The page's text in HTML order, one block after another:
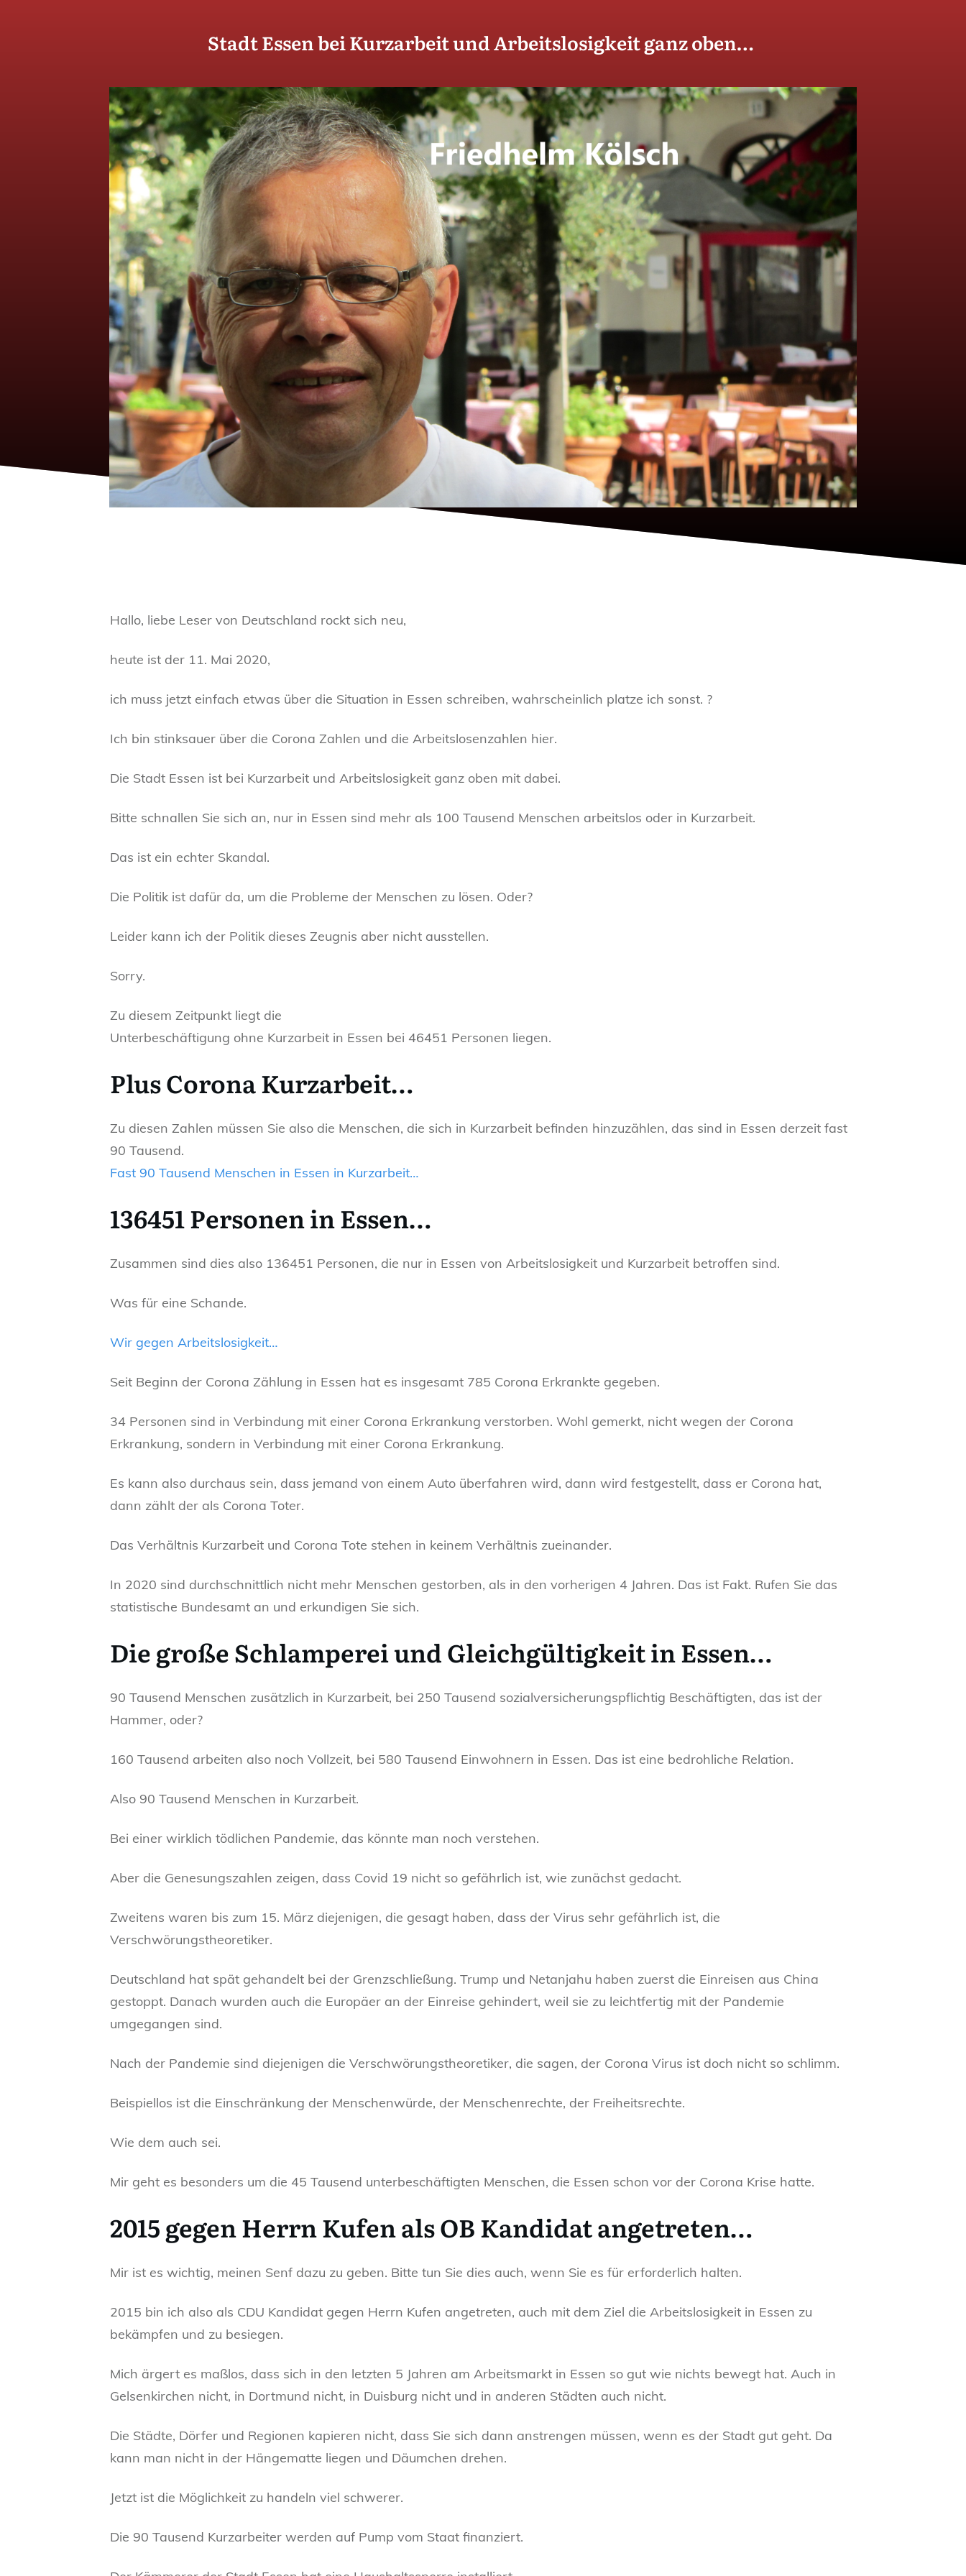
Stadt Essen bei Kurzarbeit und Arbeitslosigkeit ganz oben…
Hallo, liebe Leser von Deutschland rockt sich neu,
heute ist der 11. Mai 2020,
ich muss jetzt einfach etwas über die Situation in Essen schreiben, wahrscheinlich platze ich sonst. ?
Ich bin stinksauer über die Corona Zahlen und die Arbeitslosenzahlen hier.
Die Stadt Essen ist bei Kurzarbeit und Arbeitslosigkeit ganz oben mit dabei.
Bitte schnallen Sie sich an, nur in Essen sind mehr als 100 Tausend Menschen arbeitslos oder in Kurzarbeit.
Das ist ein echter Skandal.
Die Politik ist dafür da, um die Probleme der Menschen zu lösen. Oder?
Leider kann ich der Politik dieses Zeugnis aber nicht ausstellen.
Sorry.
Zu diesem Zeitpunkt liegt die
Unterbeschäftigung ohne Kurzarbeit in Essen bei 46451 Personen liegen.
Plus Corona Kurzarbeit…
Zu diesen Zahlen müssen Sie also die Menschen, die sich in Kurzarbeit befinden hinzuzählen, das sind in Essen derzeit fast
90 Tausend.
Fast 90 Tausend Menschen in Essen in Kurzarbeit…
136451 Personen in Essen…
Zusammen sind dies also 136451 Personen, die nur in Essen von Arbeitslosigkeit und Kurzarbeit betroffen sind.
Was für eine Schande.
Wir gegen Arbeitslosigkeit…
Seit Beginn der Corona Zählung in Essen hat es insgesamt 785 Corona Erkrankte gegeben.
34 Personen sind in Verbindung mit einer Corona Erkrankung verstorben. Wohl gemerkt, nicht wegen der Corona
Erkrankung, sondern in Verbindung mit einer Corona Erkrankung.
Es kann also durchaus sein, dass jemand von einem Auto überfahren wird, dann wird festgestellt, dass er Corona hat,
dann zählt der als Corona Toter.
Das Verhältnis Kurzarbeit und Corona Tote stehen in keinem Verhältnis zueinander.
In 2020 sind durchschnittlich nicht mehr Menschen gestorben, als in den vorherigen 4 Jahren. Das ist Fakt. Rufen Sie das
statistische Bundesamt an und erkundigen Sie sich.
Die große Schlamperei und Gleichgültigkeit in Essen…
90 Tausend Menschen zusätzlich in Kurzarbeit, bei 250 Tausend sozialversicherungspflichtig Beschäftigten, das ist der
Hammer, oder?
160 Tausend arbeiten also noch Vollzeit, bei 580 Tausend Einwohnern in Essen. Das ist eine bedrohliche Relation.
Also 90 Tausend Menschen in Kurzarbeit.
Bei einer wirklich tödlichen Pandemie, das könnte man noch verstehen.
Aber die Genesungszahlen zeigen, dass Covid 19 nicht so gefährlich ist, wie zunächst gedacht.
Zweitens waren bis zum 15. März diejenigen, die gesagt haben, dass der Virus sehr gefährlich ist, die
Verschwörungstheoretiker.
Deutschland hat spät gehandelt bei der Grenzschließung. Trump und Netanjahu haben zuerst die Einreisen aus China
gestoppt. Danach wurden auch die Europäer an der Einreise gehindert, weil sie zu leichtfertig mit der Pandemie
umgegangen sind.
Nach der Pandemie sind diejenigen die Verschwörungstheoretiker, die sagen, der Corona Virus ist doch nicht so schlimm.
Beispiellos ist die Einschränkung der Menschenwürde, der Menschenrechte, der Freiheitsrechte.
Wie dem auch sei.
Mir geht es besonders um die 45 Tausend unterbeschäftigten Menschen, die Essen schon vor der Corona Krise hatte.
2015 gegen Herrn Kufen als OB Kandidat angetreten…
Mir ist es wichtig, meinen Senf dazu zu geben. Bitte tun Sie dies auch, wenn Sie es für erforderlich halten.
2015 bin ich also als CDU Kandidat gegen Herrn Kufen angetreten, auch mit dem Ziel die Arbeitslosigkeit in Essen zu
bekämpfen und zu besiegen.
Mich ärgert es maßlos, dass sich in den letzten 5 Jahren am Arbeitsmarkt in Essen so gut wie nichts bewegt hat. Auch in
Gelsenkirchen nicht, in Dortmund nicht, in Duisburg nicht und in anderen Städten auch nicht.
Die Städte, Dörfer und Regionen kapieren nicht, dass Sie sich dann anstrengen müssen, wenn es der Stadt gut geht. Da
kann man nicht in der Hängematte liegen und Däumchen drehen.
Jetzt ist die Möglichkeit zu handeln viel schwerer.
Die 90 Tausend Kurzarbeiter werden auf Pump vom Staat finanziert.